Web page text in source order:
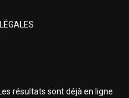
résultats sont déjà en ligne